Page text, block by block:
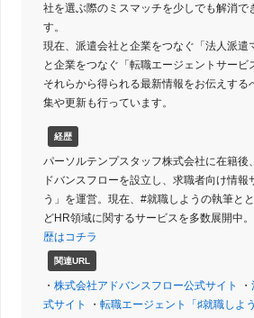
社を選ぶ際のミスマッチを少しでも解消で
す。
現在、派遣会社と企業をつなぐ「法人派遣
と企業をつなぐ「転職エージェントサービ
それらから得られる最新情報をお伝えする
集や更新も行っています。
経歴
パーソルテンプスタッフ株式会社に在籍後
ドバンスフローを設立し、求職者向け情報
う」を運営。現在、#就職しようの執筆と
どHR領域に関するサービスを多数展開中。
歴はコチラ
関連URL
・ 株式会社アドバンスフロー公式サイト ・
式サイト
・ 転職エージェント「♯就職しよ